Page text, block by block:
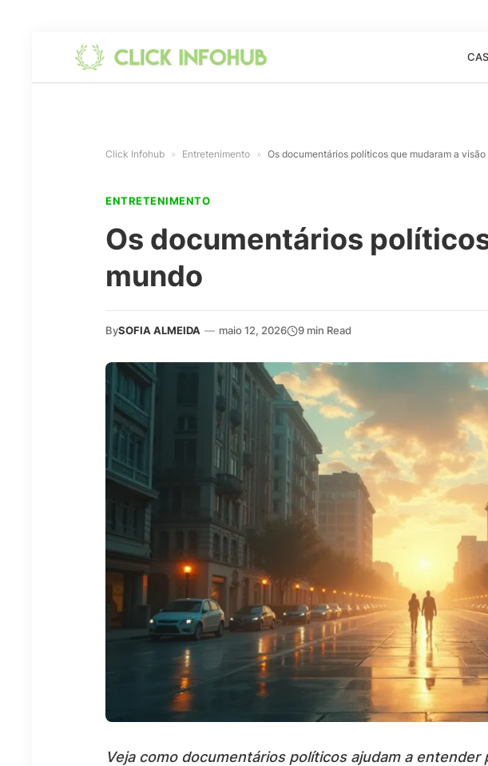
Click Infohub » Entretenimento » Os documentários políticos que mudaram a visão
ENTRETENIMENTO
Os documentários
mundo
BySOFIA ALMEIDA — maio 12, 2026 9 min Read
Veja como documentários políticos ajudam a